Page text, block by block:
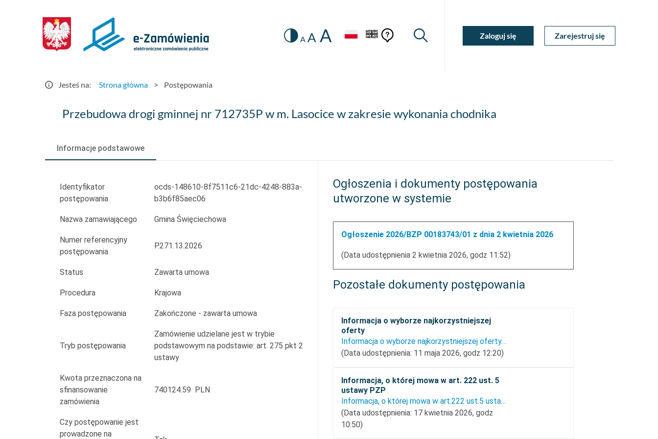
Postępowania
HEADER.SETTINGS_SR
Zmiana
A A A
Pomoc
PomocWyszukiwarka
MojeZaloguj się Zarejestruj się
Jesteś na: Strona główna > Postępowania
Przebudowa
gminnej
nr
712735P
m.
Lasocice
chodnika
Przebudowa drogi gminnej nr 712735P w m. Lasocice w zakresie wykonania chodnika
Informacje podstawowe
Identyfikator
postępowania
ocds-148610-8f7511c6-21dc-4248-883a-
b3b6f85aec06
Nazwa zamawiającego Gmina Święciechowa
Numer referencyjny
postępowania
P.271.13.2026
Status Zawarta umowa
Procedura Krajowa
Faza postępowania Zakończone - zawarta umowa
Tryb postępowania
Zamówienie udzielane jest w trybie
podstawowym na podstawie: art. 275 pkt 2
ustawy
Kwota przeznaczona na
sfinansowanie
zamówienia
740124.59 PLN
Czy postępowanie jest
prowadzone na
Ogłoszenia i dokumenty postępowania
utworzone w systemie
Ogłoszenie 2026/BZP 00183743/01 z dnia 2 kwietnia 2026
(Data udostępnienia 2 kwietnia 2026, godz 11:52)
Pozostałe dokumenty postępowania
Informacja o wyborze najkorzystniejszej
oferty
Informacja o wyborze najkorzystniejszej oferty.pdf
(Data udostępnienia: 11 maja 2026, godz 12:20)
Informacja, o której mowa w art. 222 ust. 5
ustawy PZP
Informacja, o której mowa w art.222 ust.5 ustawy PZP.pdf
(Data udostępnienia: 17 kwietnia 2026, godz
10:50)